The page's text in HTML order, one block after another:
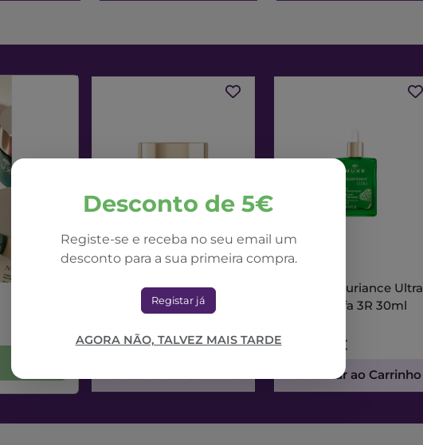
Desconto de 5€
Registe-se e receba no seu email um
desconto para a sua primeira compra.
Registar já
AGORA NÃO, TALVEZ MAIS TARDE
NUXE
Nuxe Nuxuriance Ultra
Creme Dia Alfa 3R
71,42€
Nuxe Nuxuriance Ultra
Sérum Alfa 3R 30ml
73,56€
Adicionar ao Carrinho